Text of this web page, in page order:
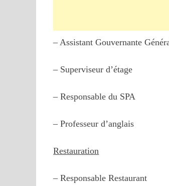
– Assistant
– Superviseur
– Responsable du SPA
– Professeur d’anglais
Restauration
– Responsable Restaurant